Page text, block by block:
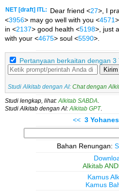
NET [draft] ITL: Dear friend <27>, I
<3956> may go well with you <4571
in <2137> good health <5198>, just
with your <4675> soul <5590>.
Pertanyaan berkaitan dengan 3
Kirim
Studi Alkitab dengan AI: Chat dengan
Studi lengkap, lihat: Alkitab SABDA
Studi Alkitab dengan AI: Alkitab GPT.
<< 3 Yohanes
Bahan Renungan:
Alkitab
Kamus
Kamus